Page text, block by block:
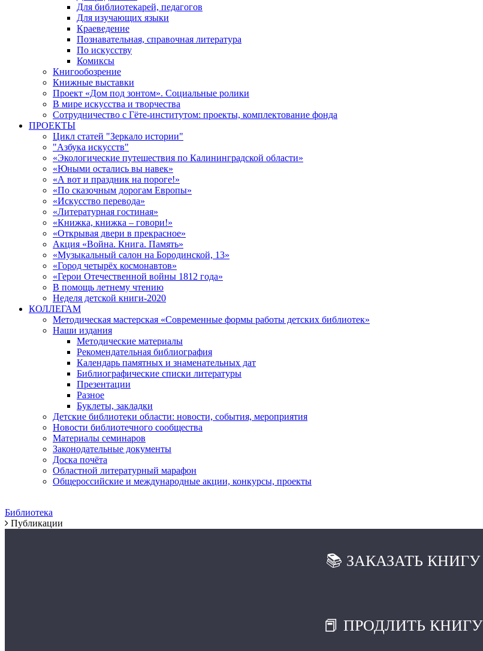
Для библиотекарей, педагогов
Для изучающих языки
Краеведение
Познавательная, справочная литература
По искусству
Комиксы
Книгообозрение
Книжные выставки
Проект «Дом под зонтом». Социальные ролики
В мире искусства и творчества
Сотрудничество с Гёте-институтом: проекты, комплектование фонда
ПРОЕКТЫ
Цикл статей "Зеркало истории"
"Азбука искусств"
«Экологические путешествия по Калининградской области»
«Юными остались вы навек»
«А вот и праздник на пороге!»
«По сказочным дорогам Европы»
«Искусство перевода»
«Литературная гостиная»
«Книжка, книжка – говори!»
«Открывая двери в прекрасное»
Акция «Война. Книга. Память»
«Музыкальный салон на Бородинской, 13»
«Город четырёх космонавтов»
«Герои Отечественной войны 1812 года»
В помощь летнему чтению
Неделя детской книги-2020
КОЛЛЕГАМ
Методическая мастерская «Современные формы работы детских библиотек»
Наши издания
Методические материалы
Рекомендательная библиография
Календарь памятных и знаменательных дат
Библиографические списки литературы
Презентации
Разное
Буклеты, закладки
Детские библиотеки области: новости, события, мероприятия
Новости библиотечного сообщества
Материалы семинаров
Законодательные документы
Доска почёта
Областной литературный марафон
Общероссийские и международные акции, конкурсы, проекты
Библиотека
Публикации
📚 ЗАКАЗАТЬ КНИГУ
📕 ПРОДЛИТЬ КНИГУ